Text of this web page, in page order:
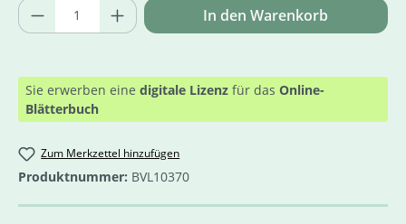
Produkt Anzahl: Gib den gewünschten
In den Warenkorb
Sie erwerben eine digitale Lizenz für das Online-
Blätterbuch
Zum Merkzettel hinzufügen
Produktnummer: BVL10370